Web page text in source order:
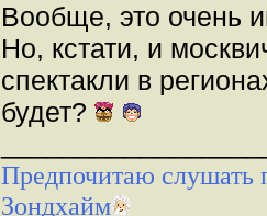
Вообще, это очень
Но, кстати, и
спектакли в
будет?
Предпочитаю слушать
Зондхайм